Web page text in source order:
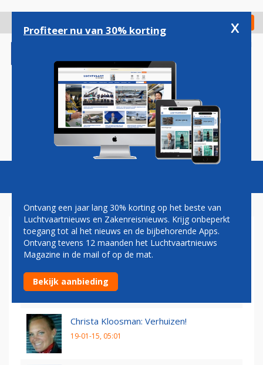
gaan
Check in
Magazine Podcasts Vacatures
BLOG
Herman Mateboer: Vrienden
Christa Kloosman: Verhuizen!
19-01-15, 05:01
Profiteer nu van 30% korting x
Ontvang een jaar lang 30% korting op het beste van
Luchtvaartnieuws en Zakenreisnieuws. Krijg onbeperkt
toegang tot al het nieuws en de bijbehorende Apps.
Ontvang tevens 12 maanden het Luchtvaartnieuws
Magazine in de mail of op de mat.
Bekijk aanbieding